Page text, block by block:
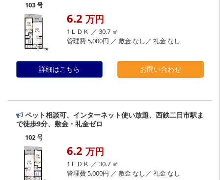
103 号
6.2 万円
1ＬＤＫ ／ 30.7 ㎡
管理費 5,000円 ／ 敷金 なし／ 礼金 なし
詳細はこちら お問い合わせ
ペット相談可、インターネット使い放題、西鉄二日市駅ま
で徒歩9分、敷金・礼金ゼロ
102 号
6.2 万円
1ＬＤＫ ／ 30.7 ㎡
管理費 5,000円 ／ 敷金 なし／ 礼金 なし